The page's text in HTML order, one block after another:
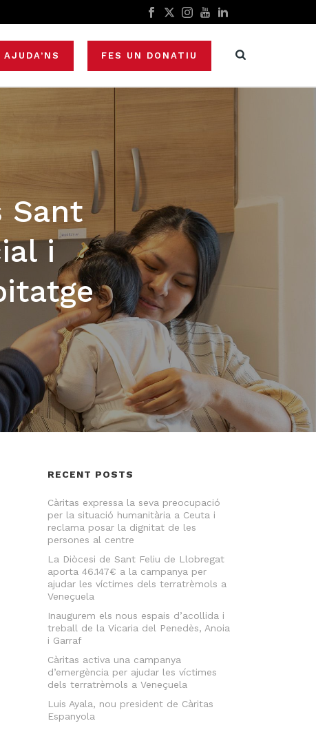
AJUDA’NS FES UN DONATIU
Sant
i
RECENT POSTS
Càritas expressa la seva preocupació
per la situació humanitària a Ceuta i
reclama posar la dignitat de les
persones al centre
La Diòcesi de Sant Feliu de Llobregat
aporta 46.147€ a la campanya per
ajudar les víctimes dels terratrèmols a
Veneçuela
Inaugurem els nous espais d’acollida i
treball de la Vicaria del Penedès, Anoia
i Garraf
Càritas activa una campanya
d’emergència per ajudar les víctimes
dels terratrèmols a Veneçuela
Luis Ayala, nou president de Càritas
Espanyola